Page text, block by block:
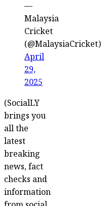
—
Malaysia
Cricket
(@MalaysiaCricket)
April
29,
2025
(SocialLY
brings you
all the
latest
breaking
news, fact
checks and
information